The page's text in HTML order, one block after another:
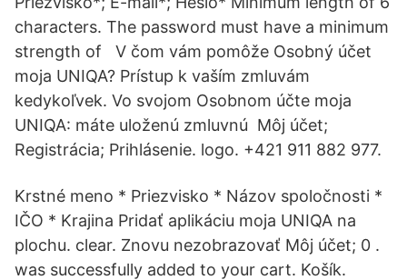
characters. The password must have a minimum
strength of V čom vám pomôže Osobný účet
moja UNIQA? Prístup k vaším zmluvám
kedykoľvek. Vo svojom Osobnom účte moja
UNIQA: máte uloženú zmluvnú Môj účet;
Registrácia; Prihlásenie. logo. +421 911 882 977.
Krstné meno * Priezvisko * Názov spoločnosti *
IČO * Krajina Pridať aplikáciu moja UNIQA na
plochu. clear. Znovu nezobrazovať Môj účet; 0 .
was successfully added to your cart. Košík.